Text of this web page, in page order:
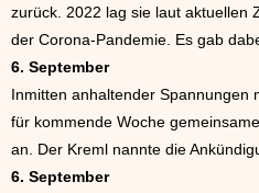
zurück. 2022 lag sie laut aktuellen
der Corona-Pandemie. Es gab
6. September
Inmitten anhaltender Spannungen
für kommende Woche
an. Der Kreml nannte die
6. September